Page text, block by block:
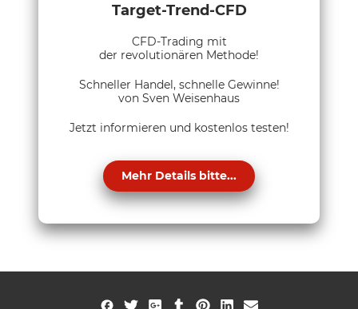
Target-Trend-CFD
CFD-Trading mit
der revolutionären Methode!
Schneller Handel, schnelle Gewinne!
von Sven Weisenhaus
Jetzt informieren und kostenlos testen!
Mehr Details bitte...